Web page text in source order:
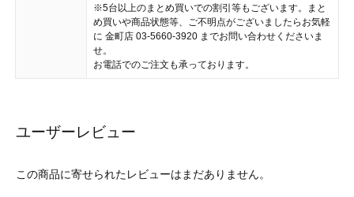
※5台以上のまとめ買いでの割引等もございます。まと
め買いや商品状態等、ご不明点がございましたらお気軽
に 金町店 03-5660-3920 までお問い合わせくださいま
せ。
お電話でのご注文も承っております。
ユーザーレビュー
この商品に寄せられたレビューはまだありません。